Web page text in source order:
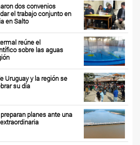
dos convenios
el trabajo conjunto en
en Salto
reúne el
sobre las aguas
Uruguay y la región se
su día
planes ante una